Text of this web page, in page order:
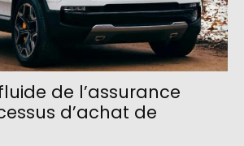
de l’assurance
d’achat de